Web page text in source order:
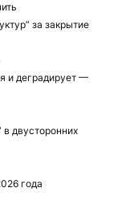
за закрытие
и деградирует —
в двусторонних
года